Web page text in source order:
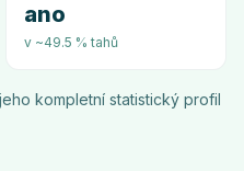
ano
v ~49.5 % tahů
kompletní statistický profil